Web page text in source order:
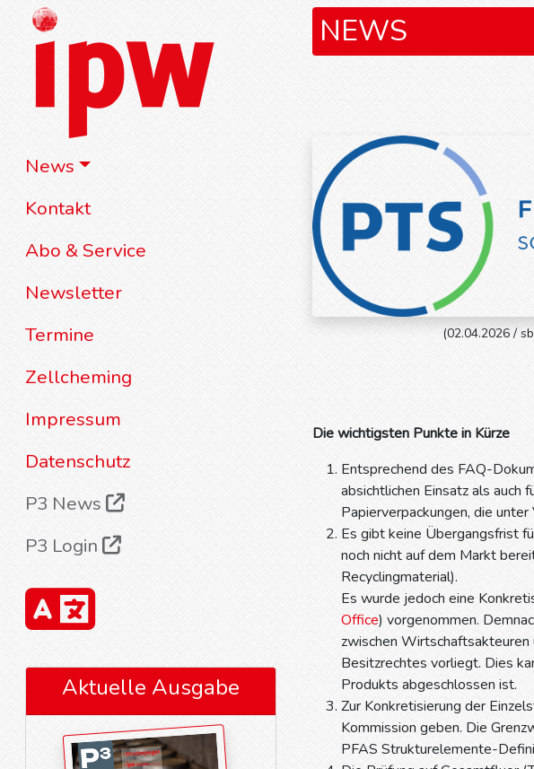
News
Kontakt
Abo & Service
Newsletter
Termine
Zellcheming
Impressum
Datenschutz
P3 News
P3 Login
Aktuelle Ausgabe
NEWS
(02.04.2026 /
Die wichtigsten Punkte in Kürze
Entsprechend des FAQ-
absichtlichen Einsatz als
Papierverpackungen, die
Es gibt keine Übergangsfrist
noch nicht auf dem Markt
Recyclingmaterial).
Es wurde jedoch eine
Office) vorgenommen.
zwischen
Besitzrechtes vorliegt. Dies
Produkts abgeschlossen ist.
Zur Konkretisierung der
Kommission geben. Die
PFAS Strukturelemente-